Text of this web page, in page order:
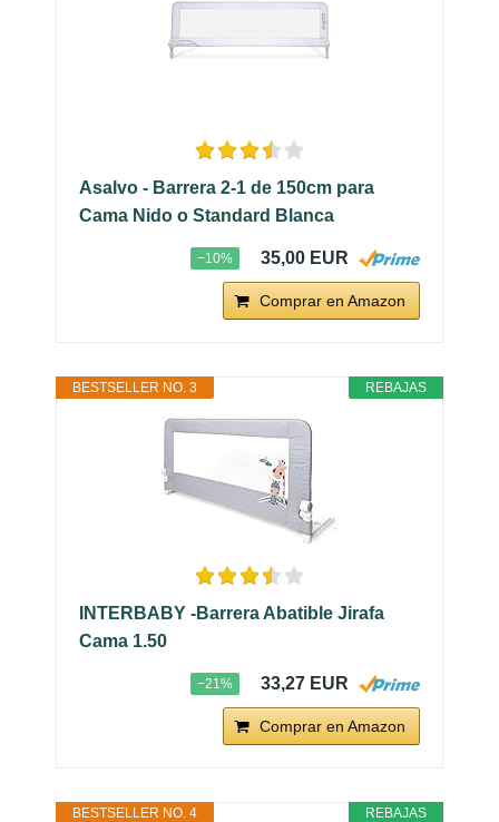
Asalvo - Barrera 2-1 de 150cm para
Cama Nido o Standard Blanca
−10% 35,00 EUR
Comprar en Amazon
REBAJAS
BESTSELLER NO. 3
INTERBABY -Barrera Abatible Jirafa
Cama 1.50
−21% 33,27 EUR
Comprar en Amazon
REBAJAS
BESTSELLER NO. 4